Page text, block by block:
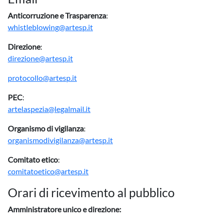
Anticorruzione e Trasparenza:
whistleblowing@artesp.it
Direzione:
direzione@artesp.it
protocollo@artesp.it
PEC:
artelaspezia@legalmail.it
Organismo di vigilanza:
organismodivigilanza@artesp.it
Comitato etico:
comitatoetico@artesp.it
Orari di ricevimento al pubblico
Amministratore unico e direzione: